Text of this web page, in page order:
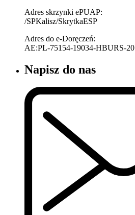
Adres skrzynki ePUAP:
/SPKalisz/SkrytkaESP
Adres do e-Doręczeń:
AE:PL-75154-19034-HBURS-20
Napisz do nas